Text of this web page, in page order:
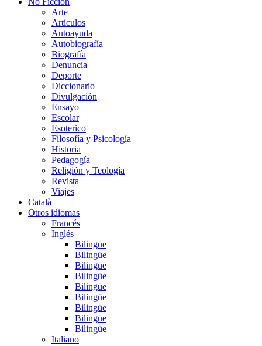
Arte
Artículos
Autoayuda
Autobiografía
Biografía
Denuncia
Deporte
Diccionario
Divulgación
Ensayo
Escolar
Esoterico
Filosofía y Psicología
Historia
Pedagogía
Religión y Teología
Revista
Viajes
Català
Otros idiomas
Francés
Inglés
Bilingüe
Bilingüe
Bilingüe
Bilingüe
Bilingüe
Bilingüe
Bilingüe
Bilingüe
Bilingüe
Italiano